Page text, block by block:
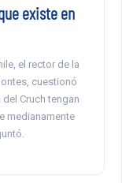
existe en
el rector de la
cuestionó
Cruch tengan
medianamente